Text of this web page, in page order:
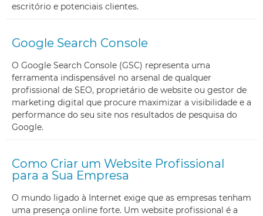
escritório e potenciais clientes.
Google Search Console
O Google Search Console (GSC) representa uma
ferramenta indispensável no arsenal de qualquer
profissional de SEO, proprietário de website ou gestor de
marketing digital que procure maximizar a visibilidade e a
performance do seu site nos resultados de pesquisa do
Google.
Como Criar um Website Profissional
para a Sua Empresa
O mundo ligado à Internet exige que as empresas tenham
uma presença online forte. Um website profissional é a